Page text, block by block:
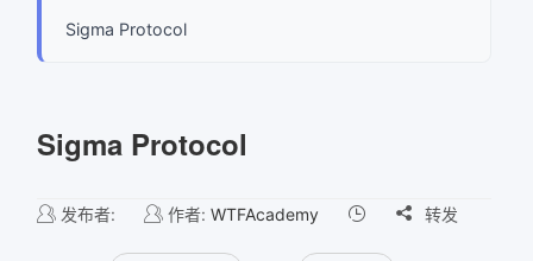
Sigma Protocol
Sigma Protocol
发布者: 作者: WTFAcademy  转发